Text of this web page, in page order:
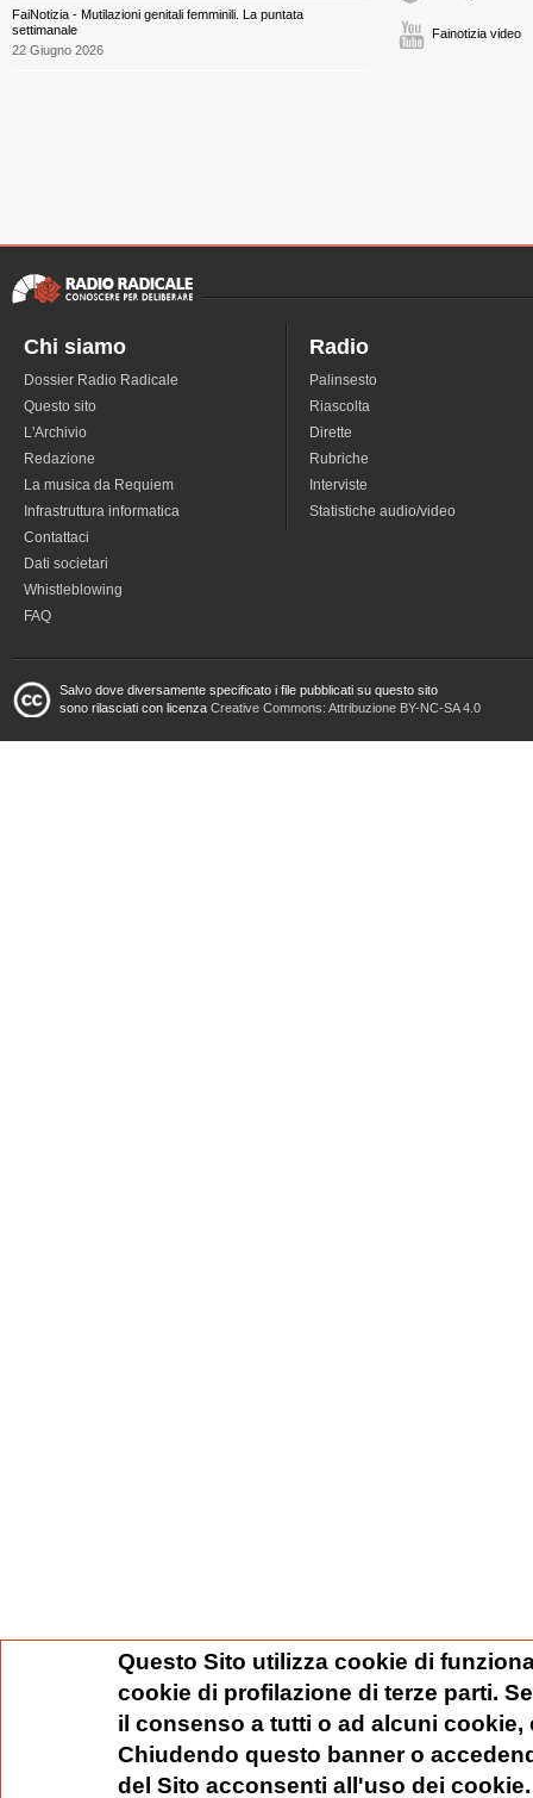
FaiNotizia - Mutilazioni genitali femminili. La puntata
settimanale
22 Giugno 2026
Fainotizia video
Chi siamo
Dossier Radio Radicale
Questo sito
L'Archivio
Redazione
La musica da Requiem
Infrastruttura informatica
Contattaci
Dati societari
Whistleblowing
FAQ
Radio
Palinsesto
Riascolta
Dirette
Rubriche
Interviste
Statistiche audio/video
Salvo dove diversamente specificato i file pubblicati su questo sito
sono rilasciati con licenza Creative Commons: Attribuzione BY-NC-SA 4.0
Questo Sito utilizza cookie di
cookie di profilazione di terze parti.
il consenso a tutti o ad alcuni
Chiudendo questo banner o
del Sito acconsenti all'uso dei cookie.